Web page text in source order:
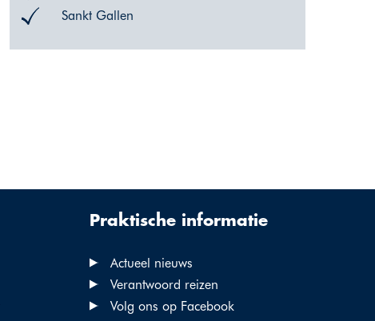
Sankt Gallen
Praktische informatie
Actueel nieuws
Verantwoord reizen
Volg ons op Facebook